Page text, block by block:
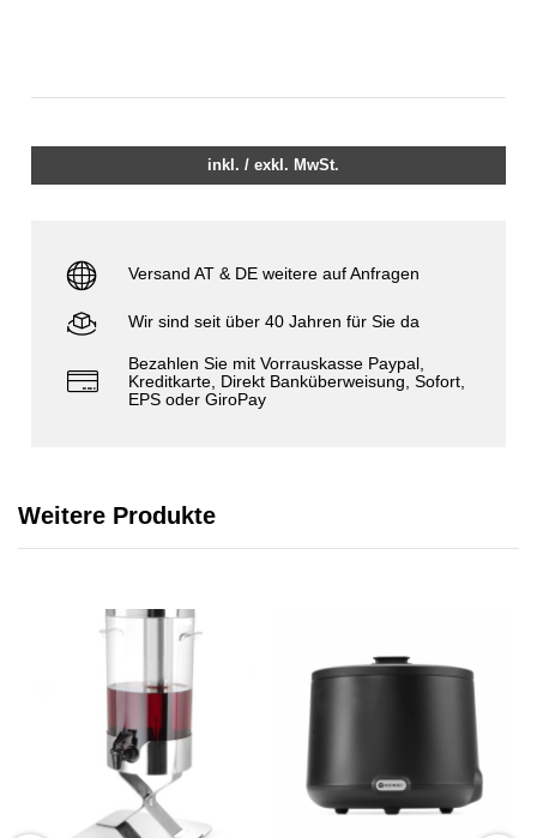
inkl. / exkl. MwSt.
Versand AT & DE weitere auf Anfragen
Wir sind seit über 40 Jahren für Sie da
Bezahlen Sie mit Vorrauskasse Paypal,
Kreditkarte, Direkt Banküberweisung, Sofort,
EPS oder GiroPay
Weitere Produkte